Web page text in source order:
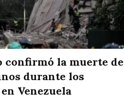
confirmó la muerte de
durante los
Venezuela